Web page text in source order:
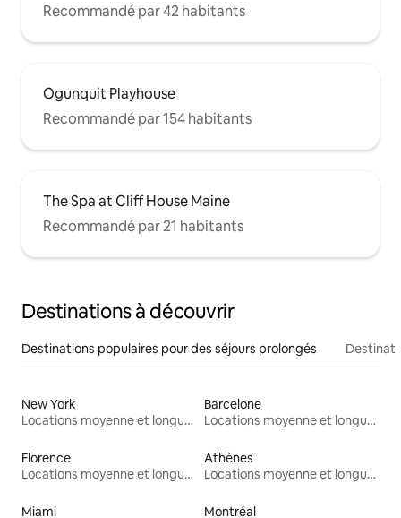
Recommandé par 42 habitants
Ogunquit Playhouse
Recommandé par 154 habitants
The Spa at Cliff House Maine
Recommandé par 21 habitants
Destinations à découvrir
Destinations populaires pour des séjours prolongés
New York
Locations moyenne et longue durée
Barcelone
Locations moyenne et longue durée
Florence
Locations moyenne et longue durée
Athènes
Locations moyenne et longue durée
Miami Montréal